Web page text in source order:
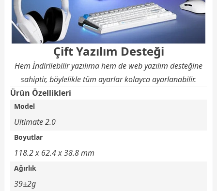
Çift Yazılım Desteği
Hem İndirilebilir yazılıma hem de web yazılım desteğine
sahiptir, böylelikle tüm ayarlar kolayca ayarlanabilir.
Ürün Özellikleri
Model
Ultimate 2.0
Boyutlar
118.2 x 62.4 x 38.8 mm
Ağırlık
39±2g